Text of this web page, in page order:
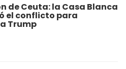
de Ceuta: la Casa Blanca
el conflicto para
Trump